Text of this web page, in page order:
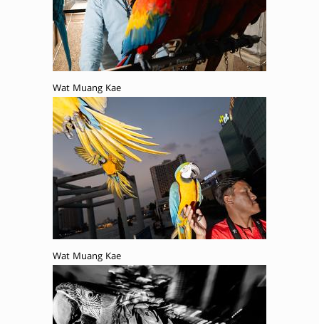
Wat Muang Kae
Wat Muang Kae